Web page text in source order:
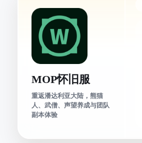
MOP怀旧服
重返潘达利亚大陆，熊猫
人、武僧、声望养成与团队
副本体验